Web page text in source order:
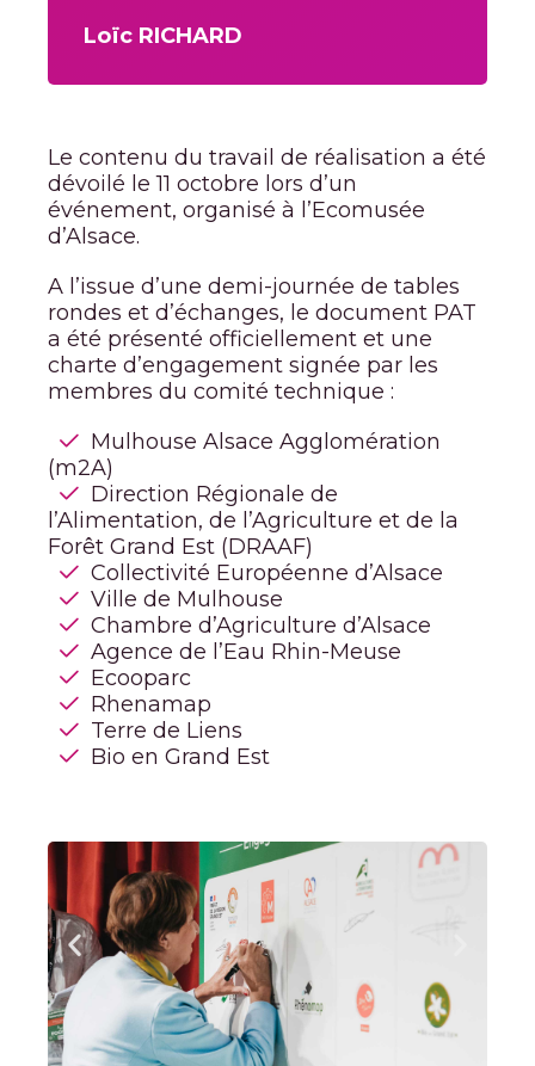
Loïc RICHARD
Le contenu du travail de réalisation a été
dévoilé le 11 octobre lors d’un
événement, organisé à l’Ecomusée
d’Alsace.
A l’issue d’une demi-journée de tables
rondes et d’échanges, le document PAT
a été présenté officiellement et une
charte d’engagement signée par les
membres du comité technique :
Mulhouse Alsace Agglomération
(m2A)
Direction Régionale de
l’Alimentation, de l’Agriculture et de la
Forêt Grand Est (DRAAF)
Collectivité Européenne d’Alsace
Ville de Mulhouse
Chambre d’Agriculture d’Alsace
Agence de l’Eau Rhin-Meuse
Ecooparc
Rhenamap
Terre de Liens
Bio en Grand Est